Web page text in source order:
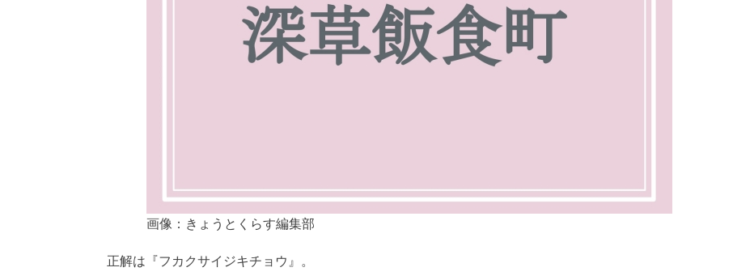
画像：きょうとくらす編集部
正解は『フカクサイジキチョウ』。